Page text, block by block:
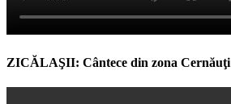
ZICĂLAŞII: Cântece din zona Cernăuţi